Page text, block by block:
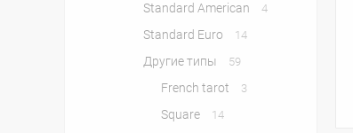
Standard American 4
Standard Euro 14
Другие типы 59
French tarot 3
Square 14